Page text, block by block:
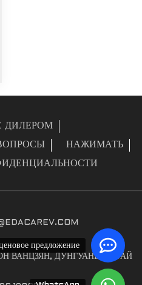
предложение
ДИЛЕРОМ
НАЖИМАТЬ
ВАНЦЗЯН, ДУНГУАНЬ, КИТАЙ